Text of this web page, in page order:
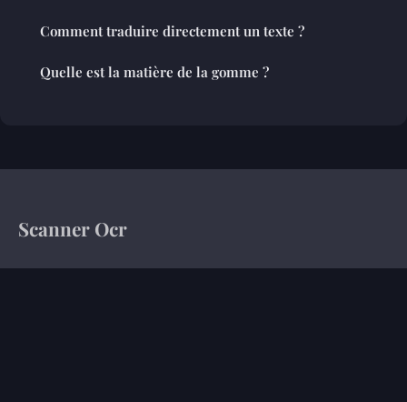
Comment traduire directement un texte ?
Quelle est la matière de la gomme ?
Scanner Ocr